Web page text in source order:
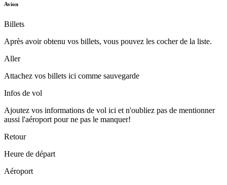
Avion
Billets
Après avoir obtenu vos billets, vous pouvez les cocher de la liste.
Aller
Attachez vos billets ici comme sauvegarde
Infos de vol
Ajoutez vos informations de vol ici et n'oubliez pas de mentionner
aussi l'aéroport pour ne pas le manquer!
Retour
Heure de départ
Aéroport